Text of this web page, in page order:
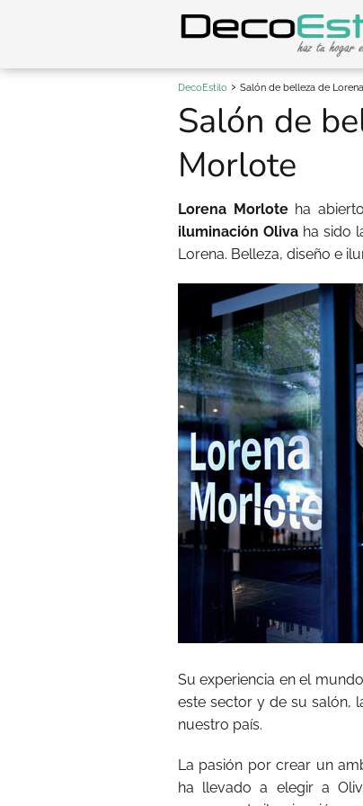
DecoEstilo Salón de belleza de
Salón de
Morlote
Lorena Morlote ha
iluminación Oliva ha sido
Lorena. Belleza, diseño e
Su experiencia en el
este sector y de su salón,
nuestro país.
La pasión por crear un
ha llevado a elegir a